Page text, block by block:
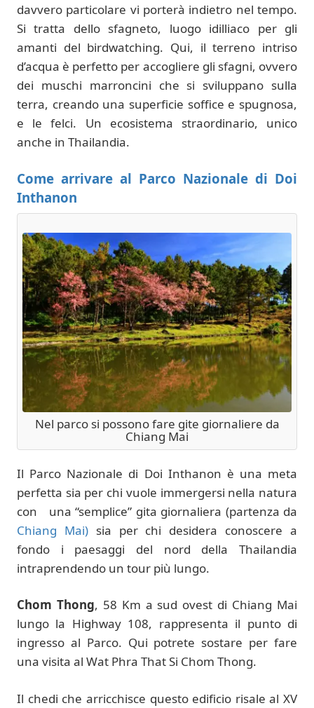
davvero particolare vi porterà indietro nel tempo.
Si tratta dello sfagneto, luogo idilliaco per gli
amanti del birdwatching. Qui, il terreno intriso
d’acqua è perfetto per accogliere gli sfagni, ovvero
dei muschi marroncini che si sviluppano sulla
terra, creando una superficie soffice e spugnosa,
e le felci. Un ecosistema straordinario, unico
anche in Thailandia.
Come arrivare al Parco Nazionale di Doi
Inthanon
Nel parco si possono fare gite giornaliere da
Chiang Mai
Il Parco Nazionale di Doi Inthanon è una meta
perfetta sia per chi vuole immergersi nella natura
con una “semplice” gita giornaliera (partenza da
Chiang Mai)sia per chi desidera conoscere a
fondo i paesaggi del nord della Thailandia
intraprendendo un tour più lungo.
Chom Thong, 58 Km a sud ovest di Chiang Mai
lungo la Highway 108, rappresenta il punto di
ingresso al Parco. Qui potrete sostare per fare
una visita al Wat Phra That Si Chom Thong.
Il chedi che arricchisce questo edificio risale al XV